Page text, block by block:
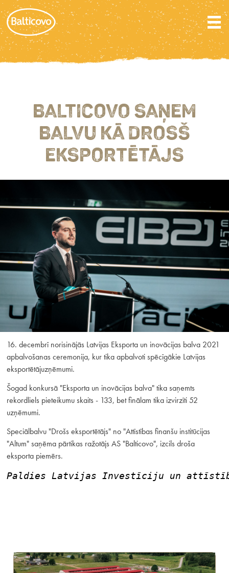
BALTICOVO SAŅEM
BALVU KĀ DROSŠ
EKSPORTĒTĀJS
16. decembrī norisinājās Latvijas Eksporta un inovācijas balva 2021
apbalvošanas ceremonija, kur tika apbalvoti spēcīgākie Latvijas
eksportētājuzņēmumi.
Šogad konkursā "Eksporta un inovācijas balva" tika saņemts
rekordliels pieteikumu skaits - 133, bet finālam tika izvirzīti 52
uzņēmumi.
Speciālbalvu "Drošs eksportētājs" no "Attīstības finanšu institūcijas
"Altum" saņēma pārtikas ražotājs AS "Balticovo", izcils droša
eksporta piemērs.
Paldies Latvijas Investīciju un